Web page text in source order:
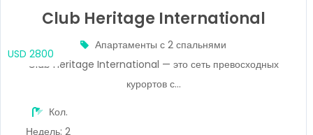
Club Heritage International
Апартаменты с 2 спальнями
Club Heritage International — это сеть превосходных
курортов с...
Кол.
Недель: 2
USD 2800